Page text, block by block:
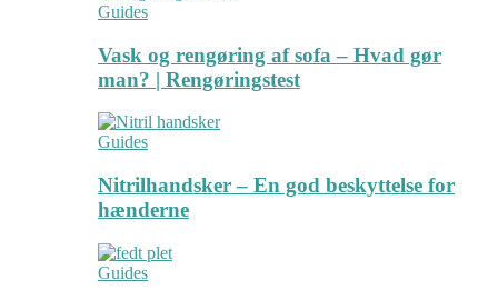
Guides
Vask og rengøring af sofa – Hvad gør
man? | Rengøringstest
Guides
Nitrilhandsker – En god beskyttelse for
hænderne
Guides